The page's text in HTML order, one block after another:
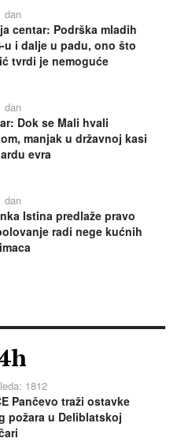
dan
centar: Podrška mladih
u i dalje u padu, ono što
tvrdi je nemoguće
dan
Dok se Mali hvali
manjak u državnoj kasi
evra
dan
Istina predlaže pravo
radi nege kućnih
1812
Pančevo traži ostavke
požara u Deliblatskoj